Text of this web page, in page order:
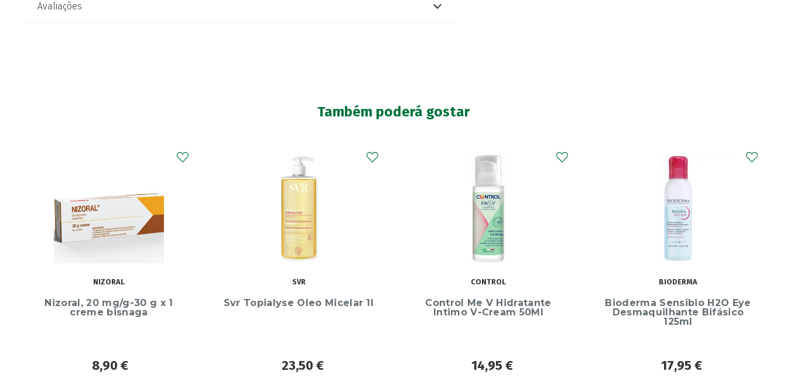
Avaliações
Também poderá gostar
SVR
Svr Topialyse Oleo Micelar 1l
23,50€
CONTROL
Control Me V Hidratante
14,95 €
BIODERMA
Bioderma Sensibio H2O Eye
Desmaquilhante Bifásico
17,95 €
SVR
Sebiaclear Cicapeel Gel
Imperfeições 15ml
14,10 €